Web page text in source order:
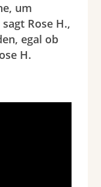
um
Rose H.,
egal ob
H.